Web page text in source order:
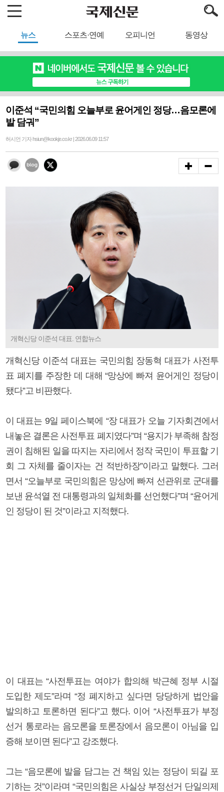
뉴스 스포츠·연예 오피니언 동영상
이준석 “국민의힘 오늘부로 윤어게인 정당…음모론에
발 담궈”
허시언 기자 hsiun@kookje.co.kr | 2026.06.09 11:57
개혁신당 이준석 대표. 연합뉴스
개혁신당 이준석 대표는 국민의힘 장동혁 대표가 사전투
표 폐지를 주장한 데 대해 “망상에 빠져 윤어게인 정당이
됐다”고 비판했다.
이 대표는 9일 페이스북에 “장 대표가 오늘 기자회견에서
내놓은 결론은 사전투표 폐지였다”며 “용지가 부족해 참정
권이 침해된 일을 따지는 자리에서 정작 국민이 투표할 기
회 그 자체를 줄이자는 건 적반하장”이라고 말했다. 그러
면서 “오늘부로 국민의힘은 망상에 빠져 선관위로 군대를
보낸 윤석열 전 대통령과의 일체화를 선언했다”며 “윤어게
인 정당이 된 것”이라고 지적했다.
이 대표는 “사전투표는 여야가 합의해 박근혜 정부 시절
도입한 제도”라며 “정 폐지하고 싶다면 당당하게 법안을
발의하고 토론하면 된다”고 했다. 이어 “사전투표가 부정
선거 통로라는 음모론을 토론장에서 음모론이 아님을 입
증해 보이면 된다”고 강조했다.
그는 “음모론에 발을 담그는 건 책임 있는 정당이 되길 포
기하는 것”이라며 “국민의힘은 사실상 부정선거 단일의제